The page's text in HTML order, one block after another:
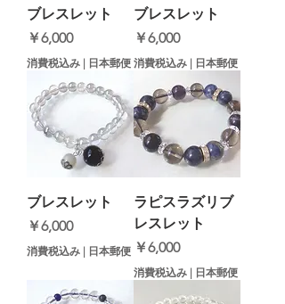
ブレスレット
価格
￥6,000
消費税込み | 日本郵便
ブレスレット
価格
￥6,000
消費税込み | 日本郵便
ブレスレット
価格
￥6,000
消費税込み | 日本郵便
ラピスラズリブ
レスレット
価格
￥6,000
消費税込み | 日本郵便